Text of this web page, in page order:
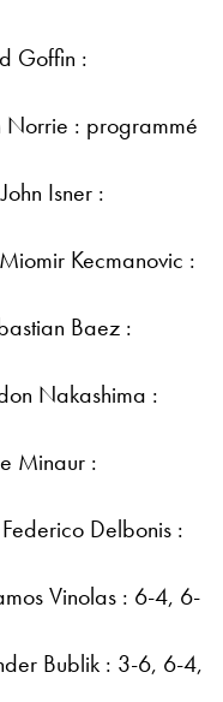
Goffin :
: programmé
Isner :
Kecmanovic :
Baez :
Nakashima :
Minaur :
Delbonis :
Vinolas : 6-4, 6-
Bublik : 3-6, 6-4,